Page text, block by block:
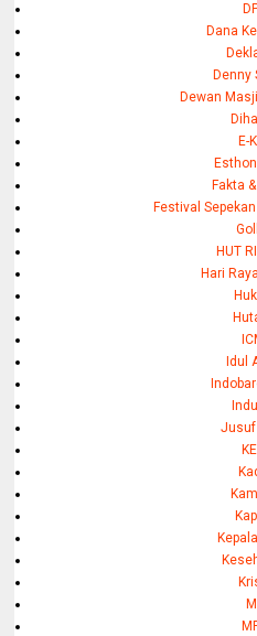
Dana
Denny
Dewan
E-
Fakta
Festival
HUT
Hari
Idul
Jusuf